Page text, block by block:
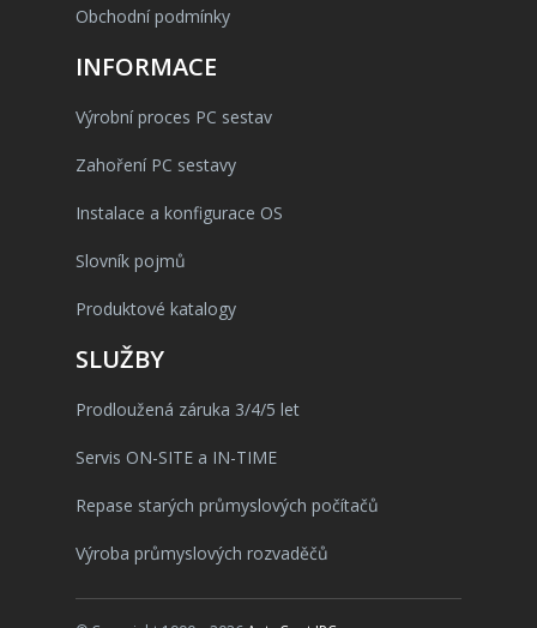
Obchodní podmínky
INFORMACE
Výrobní proces PC sestav
Zahoření PC sestavy
Instalace a konfigurace OS
Slovník pojmů
Produktové katalogy
SLUŽBY
Prodloužená záruka 3/4/5 let
Servis ON-SITE a IN-TIME
Repase starých průmyslových počítačů
Výroba průmyslových rozvaděčů